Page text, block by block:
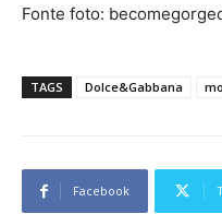
Fonte foto:
TAGS Dolce&Gabbana
Facebook